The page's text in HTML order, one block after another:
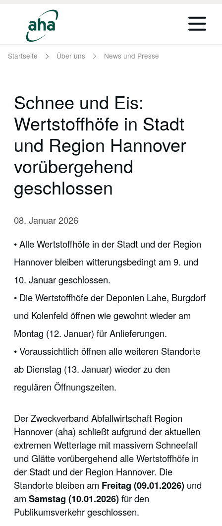
Startseite Über uns News und Presse
Schnee und Eis:
Wertstoffhöfe in Stadt
und Region Hannover
vorübergehend
geschlossen
08. Januar 2026
• Alle Wertstoffhöfe in der Stadt und der Region
Hannover bleiben witterungsbedingt am 9. und
10. Januar geschlossen.
• Die Wertstoffhöfe der Deponien Lahe, Burgdorf
und Kolenfeld öffnen wie gewohnt wieder am
Montag (12. Januar) für Anlieferungen.
• Voraussichtlich öffnen alle weiteren Standorte
ab Dienstag (13. Januar) wieder zu den
regulären Öffnungszeiten.
Der Zweckverband Abfallwirtschaft Region
Hannover (aha) schließt aufgrund der aktuellen
extremen Wetterlage mit massivem Schneefall
und Glätte vorübergehend alle Wertstoffhöfe in
der Stadt und der Region Hannover. Die
Standorte bleiben am Freitag (09.01.2026) und
am Samstag (10.01.2026)für den
Publikumsverkehr geschlossen.